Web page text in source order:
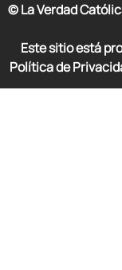
© La Verdad
Este sitio está
Política de